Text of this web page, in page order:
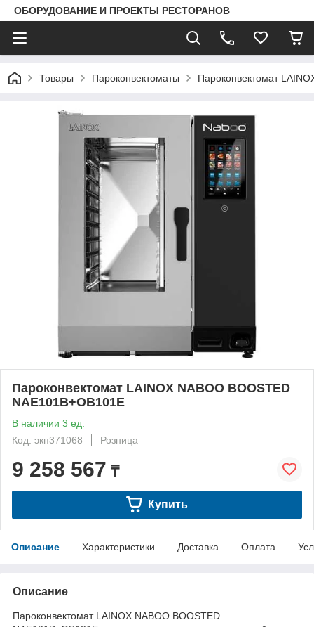
ОБОРУДОВАНИЕ И ПРОЕКТЫ РЕСТОРАНОВ
Товары Пароконвектоматы Пароконвектомат
Пароконвектомат LAINOX NABOO BOOSTED
NAE101B+OB101E
В наличии 3 ед.
Код: экп371068
Розница
9 258 567 ₸
Купить
Описание Характеристики Доставка Оплата
Описание
Пароконвектомат LAINOX NABOO BOOSTED